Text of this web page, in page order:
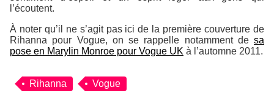
l’écoutent.
À noter qu’il ne s’agit pas ici de la première couverture de
Rihanna pour Vogue, on se rappelle notamment de sa
pose en Marylin Monroe pour Vogue UK à l’automne 2011.
Rihanna Vogue